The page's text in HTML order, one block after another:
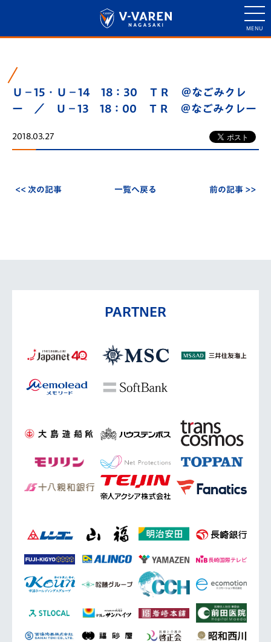
Ｕ－15・Ｕ－14 18：30 ＴＲ ＠なごみクレ
ー ／ Ｕ－13 18：00 ＴＲ ＠なごみクレー
2018.03.27
<< 次の記事 一覧へ戻る 前の記事 >>
PARTNER